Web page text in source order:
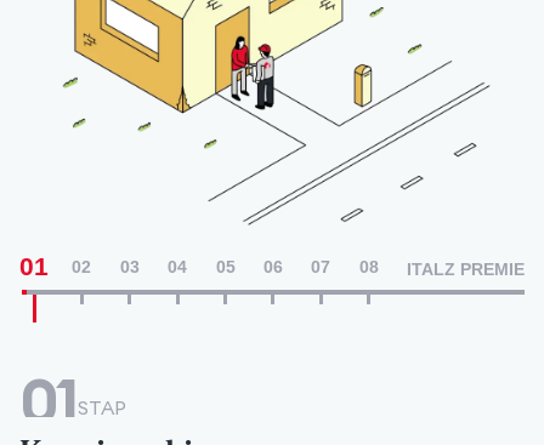
01 02 03 04 05 06 07 08 ITALZ PREMIE
01STAP